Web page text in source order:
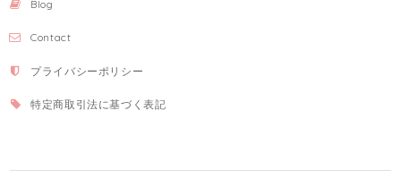
Blog
Contact
プライバシーポリシー
特定商取引法に基づく表記